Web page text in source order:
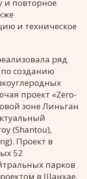
и повторное
и техническое
ряд
созданию
проект «Zero-
зоне Линьган
(Shantou),
Проект в
52
парков
в Шанхае,